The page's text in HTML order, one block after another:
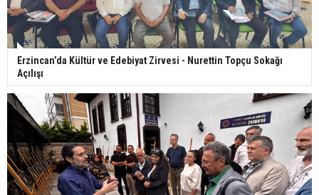
Erzincan’da Kültür ve Edebiyat Zirvesi - Nurettin Topçu Sokağı
Açılışı